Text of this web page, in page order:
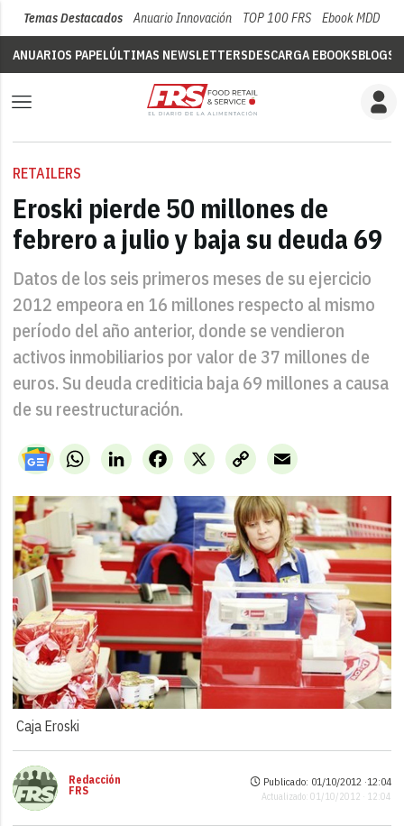
Temas Destacados Anuario Innovación TOP 100 FRS Ebook MDD
ANUARIOS PAPELÚLTIMAS NEWSLETTERSDESCARGA EBOOKSBLOGS
RETAILERS
Eroski pierde 50 millones de
febrero a julio y baja su deuda 69
Datos de los seis primeros meses de su ejercicio
2012 empeora en 16 millones respecto al mismo
período del año anterior, donde se vendieron
activos inmobiliarios por valor de 37 millones de
euros. Su deuda crediticia baja 69 millones a causa
de su reestructuración.
WhatsAppLinkedIn X
Facebook
Copy
Link
Email
Caja Eroski
Redacción
FRS
Publicado: 01/10/2012 ·12:04
Actualizado: 01/10/2012 · 12:04